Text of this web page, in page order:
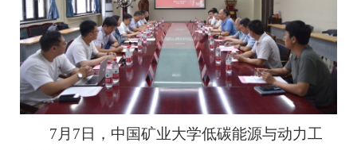
7月7日，中国矿业大学低碳能源与动力工